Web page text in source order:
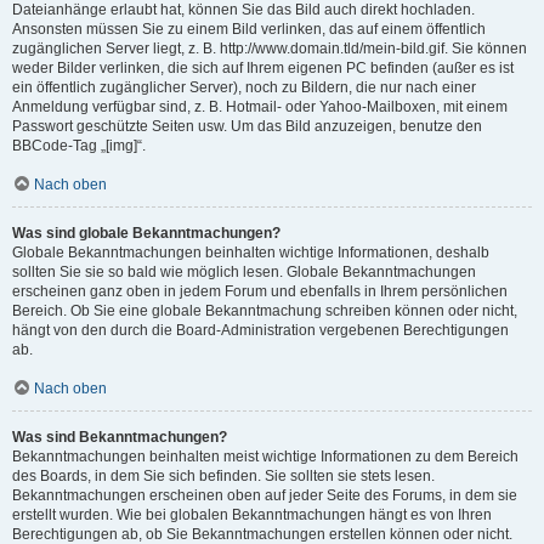
Dateianhänge erlaubt hat, können Sie das Bild auch direkt hochladen.
Ansonsten müssen Sie zu einem Bild verlinken, das auf einem öffentlich
zugänglichen Server liegt, z. B. http://www.domain.tld/mein-bild.gif. Sie können
weder Bilder verlinken, die sich auf Ihrem eigenen PC befinden (außer es ist
ein öffentlich zugänglicher Server), noch zu Bildern, die nur nach einer
Anmeldung verfügbar sind, z. B. Hotmail- oder Yahoo-Mailboxen, mit einem
Passwort geschützte Seiten usw. Um das Bild anzuzeigen, benutze den
BBCode-Tag „[img]“.
Nach oben
Was sind globale Bekanntmachungen?
Globale Bekanntmachungen beinhalten wichtige Informationen, deshalb
sollten Sie sie so bald wie möglich lesen. Globale Bekanntmachungen
erscheinen ganz oben in jedem Forum und ebenfalls in Ihrem persönlichen
Bereich. Ob Sie eine globale Bekanntmachung schreiben können oder nicht,
hängt von den durch die Board-Administration vergebenen Berechtigungen
ab.
Nach oben
Was sind Bekanntmachungen?
Bekanntmachungen beinhalten meist wichtige Informationen zu dem Bereich
des Boards, in dem Sie sich befinden. Sie sollten sie stets lesen.
Bekanntmachungen erscheinen oben auf jeder Seite des Forums, in dem sie
erstellt wurden. Wie bei globalen Bekanntmachungen hängt es von Ihren
Berechtigungen ab, ob Sie Bekanntmachungen erstellen können oder nicht.